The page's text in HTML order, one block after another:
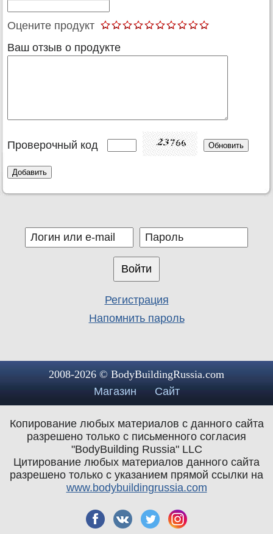
Оцените продукт
Ваш отзыв о продукте
Проверочный код
Регистрация
Напомнить пароль
2008-2026 © BodyBuildingRussia.com
Магазин
Сайт
Копирование любых материалов с данного сайта
разрешено только с письменного согласия
"BodyBuilding Russia" LLC
Цитирование любых материалов данного сайта
разрешено только с указанием прямой ссылки на
www.bodybuildingrussia.com